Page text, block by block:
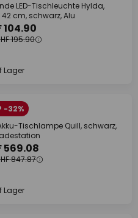
LED-Tischleuchte Hylda,
42 cm, schwarz, Alu
104.90
195.90
Lager
-32%
Tischlampe Quill, schwarz,
569.08
847.87
Lager